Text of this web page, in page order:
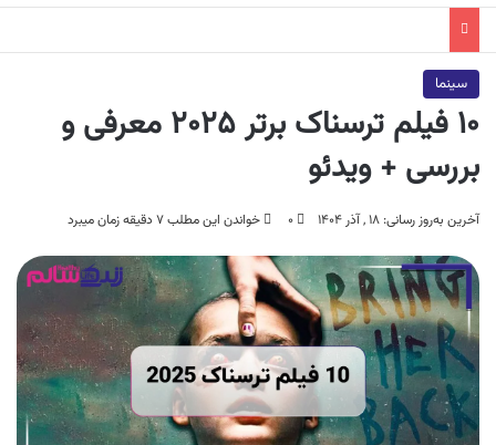
سینما
۱۰ فیلم ترسناک برتر ۲۰۲۵ معرفی و
بررسی + ویدئو
آخرین به‌روز رسانی: ۱۸ , آذر ۱۴۰۴ ۰ خواندن این مطلب ۷ دقیقه زمان میبرد